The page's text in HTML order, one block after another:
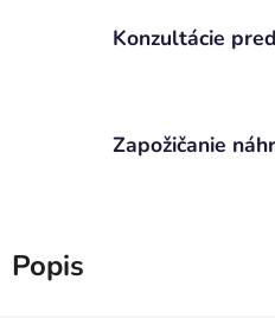
Konzultácie
Zapožičanie
Popis